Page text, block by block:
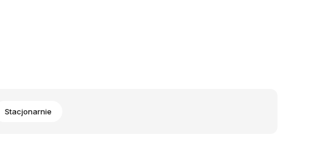
Stacjonarnie